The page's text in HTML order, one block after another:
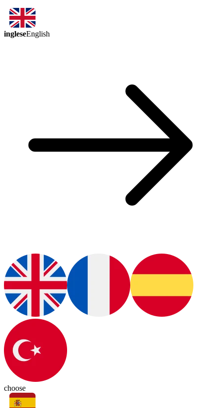
ingleseEnglish
choose